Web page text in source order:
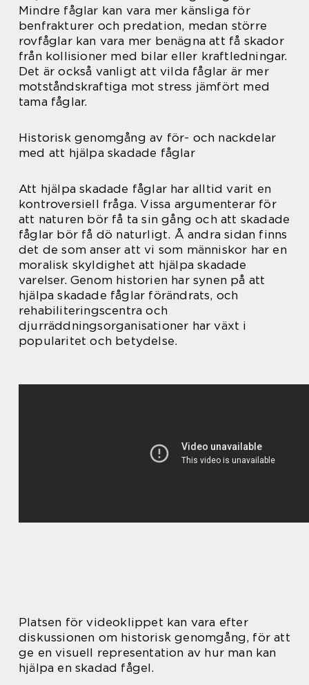
Mindre fåglar kan vara mer känsliga för
benfrakturer och predation, medan större
rovfåglar kan vara mer benägna att få skador
från kollisioner med bilar eller kraftledningar.
Det är också vanligt att vilda fåglar är mer
motståndskraftiga mot stress jämfört med
tama fåglar.
Historisk genomgång av för- och nackdelar
med att hjälpa skadade fåglar
Att hjälpa skadade fåglar har alltid varit en
kontroversiell fråga. Vissa argumenterar för
att naturen bör få ta sin gång och att skadade
fåglar bör få dö naturligt. Å andra sidan finns
det de som anser att vi som människor har en
moralisk skyldighet att hjälpa skadade
varelser. Genom historien har synen på att
hjälpa skadade fåglar förändrats, och
rehabiliteringscentra och
djurräddningsorganisationer har växt i
popularitet och betydelse.
Platsen för videoklippet kan vara efter
diskussionen om historisk genomgång, för att
ge en visuell representation av hur man kan
hjälpa en skadad fågel.